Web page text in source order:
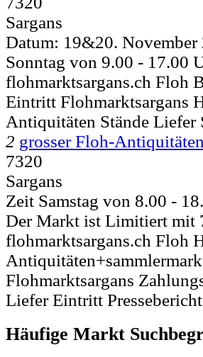
Sargans
Datum: 19&20. November
Sonntag von 9.00 - 17.00
flohmarktsargans.ch Floh
Eintritt Flohmarktsargans
Antiquitäten Stände Liefer
2 grosser Floh-
7320
Sargans
Zeit Samstag von 8.00 -
Der Markt ist Limitiert mit
flohmarktsargans.ch Floh
Flohmarktsargans
Liefer Eintritt
Häufige Markt